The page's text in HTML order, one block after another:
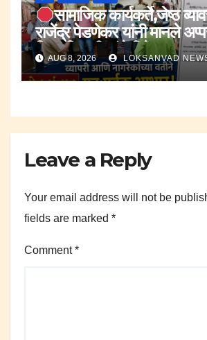
सामाजिक कार्यकर्ते,जेष्ठ
राजेंद्र पेडणेकर यांनी मानले
जिल्हाधिकारी यांचे विषेशतः
AUG 8, 2026 LOKSANVAD
Leave a Reply
Your email address will not be
fields are marked *
Comment*